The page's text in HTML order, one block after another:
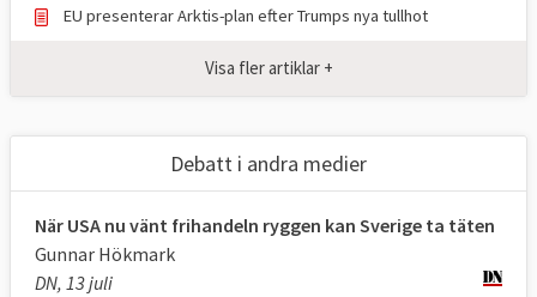
annan utan anpassning. Det handlar även om
upphandling och tjänstehandel samt om att
EU:s avtal med Kanada,CETA-avtalet
exempel på den nya sortens omfattande
avtal.
2. Finns det vinnare och förlorare på
EU presenterar Arktis-plan efter Trumps nya tullhot
Visa fler artiklar +
Debatt i andra medier
När USA nu vänt frihandeln ryggen kan Sverige ta täten
Gunnar Hökmark
DN, 13 juli